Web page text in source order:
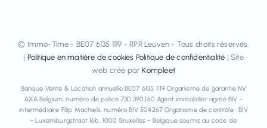
© Immo-Time - BE07 6135 1119 - RPR Leuven - Tous droits réservés.
| Politique en matière de cookies Politique de confidentialité | Site
web créé parKompleet
Banque Vente & Location annuelle BE07 6135 1119 Organisme de garantie NV
AXA Belgium, numéro de police 730.390.160 Agent immobilier agréé BIV -
intermédiaire Filip Machiels, numéro BIV 504267 Organisme de contrôle : BIV
- Luxemburgstraat 16b, 1000 Bruxelles - Belgique soumis au code de